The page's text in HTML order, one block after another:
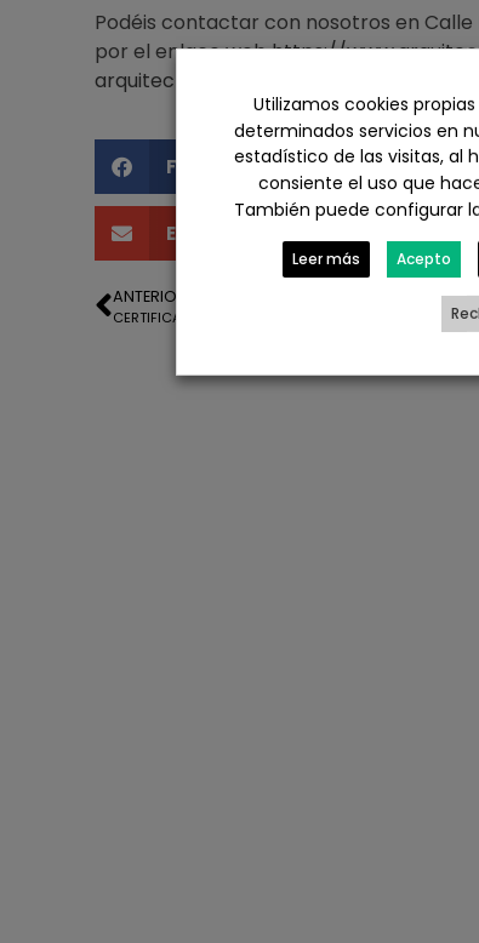
Podéis contactar con nosotros en Calle
por el enlace webhttps://
arquitecto-huelva/
Facebook X
Email
ANTERIOR
CERTIFICACION DE OBRAS DE UNA VIVIENDA EN CONSTRUCCIÓN EN BOLLULLOS PAR DEL CONDADO
Utilizamos cookies
determinados servicios en
estadístico de las visitas, al
consiente el uso que
También puede configurar
Leer más Acepto